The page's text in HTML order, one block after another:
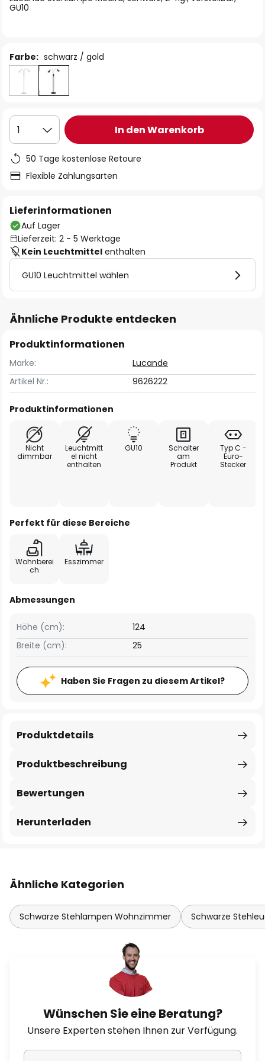
GU10
Farbe: schwarz / gold
1 In den Warenkorb
50 Tage kostenlose Retoure
Flexible Zahlungsarten
Lieferinformationen
Auf Lager
Lieferzeit: 2 - 5 Werktage
Kein Leuchtmittel enthalten
GU10 Leuchtmittel wählen
Ähnliche Produkte entdecken
Produktinformationen
Marke:
Lucande
Artikel Nr.:
9626222
Produktinformationen
Nicht
dimmbar
Leuchtmitt
el nicht
enthalten
GU10
Schalter
am
Produkt
Typ C -
Euro-
Stecker
Perfekt für diese Bereiche
Wohnberei
ch
Esszimmer
Abmessungen
Breite (cm): 25
Höhe (cm): 124
Haben Sie Fragen zu diesem Artikel?
Produktbeschreibung
Produktdetails
Bewertungen
Herunterladen
Ähnliche Kategorien
Schwarze Stehlampen Wohnzimmer Schwarze
Wünschen Sie eine Beratung?
Unsere Experten stehen Ihnen zur Verfügung.